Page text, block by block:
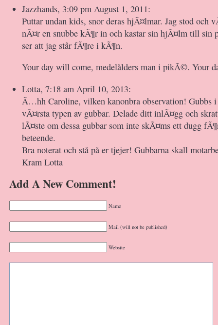
Jazzhands, 3:09 pm August 1, 2011:
Puttar undan kids, snor deras hjÃ¤lmar. Jag stod och
nÃ¤r en snubbe kÃ¶r in och kastar sin hjÃ¤lm till sin
ser att jag står fÃ¶re i kÃ¶n.
Your day will come, medelålders man i pikÃ©. Your
Lotta, 7:18 am April 10, 2013:
Ã…hh Caroline, vilken kanonbra observation!
vÃ¤rsta typen av gubbar. Delade ditt inlÃ¤gg och
lÃ¤ste om dessa gubbar som inte skÃ¤ms ett dugg
beteende.
Bra noterat och stå på er tjejer! Gubbarna skall
Kram Lotta
Add A New Comment!
Name
Mail (will not be published)
Website